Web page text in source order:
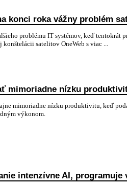
konci roka vážny problém
problému IT systémov, keď tentokrát
satelitov OneWeb s viac ...
mimoriadne nízku
mimoriadne nízku produktivitu, keď
výkonom.
intenzívne AI, programuje